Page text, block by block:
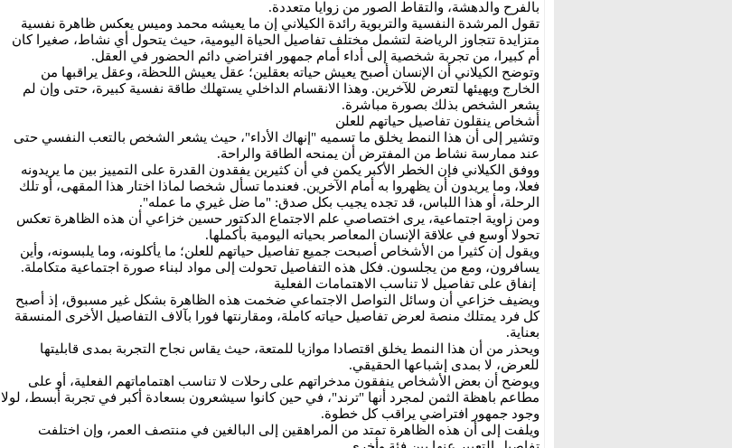
بالفرح والدهشة، والتقاط الصور من زوايا متعددة.
تقول المرشدة النفسية والتربوية رائدة الكيلاني إن ما يعيشه محمد وميس يعكس ظاهرة نفسية
متزايدة تتجاوز الرياضة لتشمل مختلف تفاصيل الحياة اليومية، حيث يتحول أي نشاط، صغيرا كان
أم كبيرا، من تجربة شخصية إلى أداء أمام جمهور افتراضي دائم الحضور في العقل.
وتوضح الكيلاني أن الإنسان أصبح يعيش حياته بعقلين؛ عقل يعيش اللحظة، وعقل يراقبها من
الخارج ويهيئها لتعرض للآخرين. وهذا الانقسام الداخلي يستهلك طاقة نفسية كبيرة، حتى وإن لم
يشعر الشخص بذلك بصورة مباشرة.
أشخاص ينقلون تفاصيل حياتهم للعلن
وتشير إلى أن هذا النمط يخلق ما تسميه "إنهاك الأداء"، حيث يشعر الشخص بالتعب النفسي حتى
عند ممارسة نشاط من المفترض أن يمنحه الطاقة والراحة.
ووفق الكيلاني فإن الخطر الأكبر يكمن في أن كثيرين يفقدون القدرة على التمييز بين ما يريدونه
فعلا، وما يريدون أن يظهروا به أمام الآخرين. فعندما تسأل شخصا لماذا اختار هذا المقهى، أو تلك
الرحلة، أو هذا اللباس، قد تجده يجيب بكل صدق: "ما ضل غيري ما عمله".
ومن زاوية اجتماعية، يرى اختصاصي علم الاجتماع الدكتور حسين خزاعي أن هذه الظاهرة تعكس
تحولا أوسع في علاقة الإنسان المعاصر بحياته اليومية بأكملها.
ويقول إن كثيرا من الأشخاص أصبحت جميع تفاصيل حياتهم للعلن؛ ما يأكلونه، وما يلبسونه، وأين
يسافرون، ومع من يجلسون. فكل هذه التفاصيل تحولت إلى مواد لبناء صورة اجتماعية متكاملة.
إنفاق على تفاصيل لا تناسب الاهتمامات الفعلية
ويضيف خزاعي أن وسائل التواصل الاجتماعي ضخمت هذه الظاهرة بشكل غير مسبوق، إذ أصبح
كل فرد يمتلك منصة لعرض تفاصيل حياته كاملة، ومقارنتها فورا بآلاف التفاصيل الأخرى المنسقة
بعناية.
ويحذر من أن هذا النمط يخلق اقتصادا موازيا للمتعة، حيث يقاس نجاح التجربة بمدى قابليتها
للعرض، لا بمدى إشباعها الحقيقي.
ويوضح أن بعض الأشخاص ينفقون مدخراتهم على رحلات لا تناسب اهتماماتهم الفعلية، أو على
مطاعم باهظة الثمن لمجرد أنها "ترند"، في حين كانوا سيشعرون بسعادة أكبر في تجربة أبسط، لولا
وجود جمهور افتراضي يراقب كل خطوة.
ويلفت إلى أن هذه الظاهرة تمتد من المراهقين إلى البالغين في منتصف العمر، وإن اختلفت